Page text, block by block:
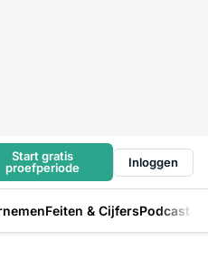
Start gratis
proefperiode
Inloggen
Feiten & CijfersPodcast